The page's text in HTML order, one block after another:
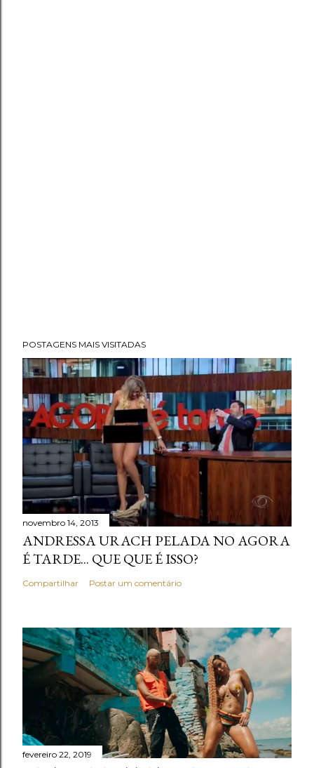
POSTAGENS MAIS VISITADAS
novembro 14, 2013
ANDRESSA URACH PELADA NO AGORA
É TARDE... QUE QUE É ISSO?
Compartilhar Postar um comentário
fevereiro 22, 2019